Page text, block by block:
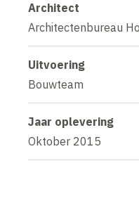
Architect
Architectenbureau
Uitvoering
Bouwteam
Jaar oplevering
Oktober 2015